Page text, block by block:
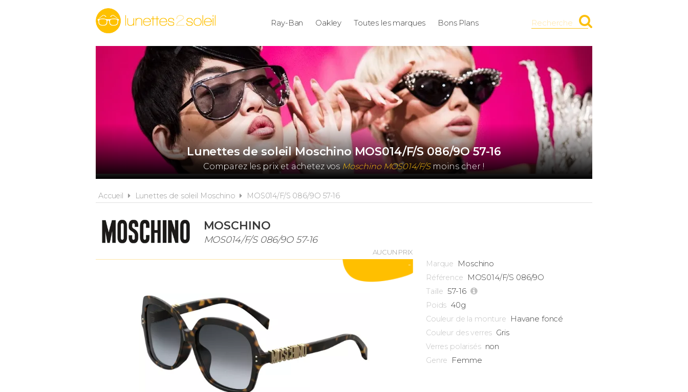
Ray-Ban Oakley Toutes les marques Bons Plans Recherche
Lunettes de soleil Moschino MOS014/F/S 086/9O 57-16
Comparez les prix et achetez vosMoschino MOS014/F/Smoins cher !
Accueil Lunettes de soleil Moschino MOS014/F/S 086/9O 57-16
MOSCHINO
MOS014/F/S 086/9O 57-16
AUCUN PRIX
- Marque Moschino
Référence MOS014/F/S 086/9O
Taille 57-16
Poids 40g
Couleur de la monture Havane foncé
Couleur des verres Gris
Verres polarisés non
Genre Femme